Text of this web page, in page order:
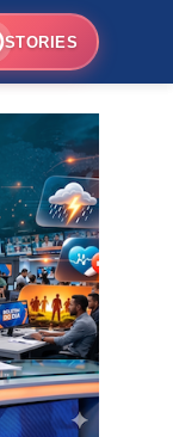
STORIES